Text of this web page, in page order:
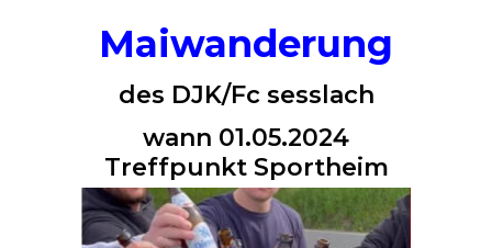
Maiwanderung
des DJK/Fc sesslach
wann 01.05.2024
Treffpunkt Sportheim